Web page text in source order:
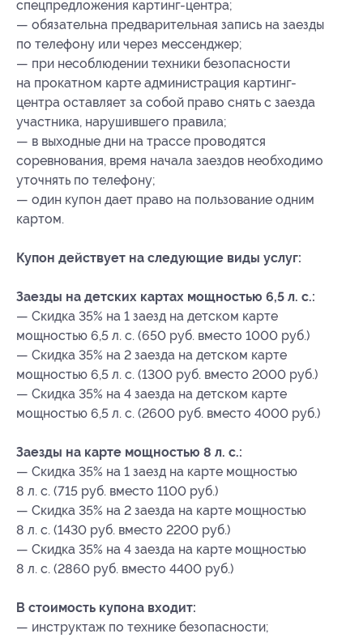
спецпредложения картинг-центра;
— обязательна предварительная запись на заезды
по телефону или через мессенджер;
— при несоблюдении техники безопасности
на прокатном карте администрация картинг-
центра оставляет за собой право снять с заезда
участника, нарушившего правила;
— в выходные дни на трассе проводятся
соревнования, время начала заездов необходимо
уточнять по телефону;
— один купон дает право на пользование одним
картом.
Купон действует на следующие виды услуг:
Заезды на детских картах мощностью 6,5 л. с.:
— Скидка 35% на 1 заезд на детском карте
мощностью 6,5 л. с. (650 руб. вместо 1000 руб.)
— Скидка 35% на 2 заезда на детском карте
мощностью 6,5 л. с. (1300 руб. вместо 2000 руб.)
— Скидка 35% на 4 заезда на детском карте
мощностью 6,5 л. с. (2600 руб. вместо 4000 руб.)
Заезды на карте мощностью 8 л. с.:
— Скидка 35% на 1 заезд на карте мощностью
8 л. с. (715 руб. вместо 1100 руб.)
— Скидка 35% на 2 заезда на карте мощностью
8 л. с. (1430 руб. вместо 2200 руб.)
— Скидка 35% на 4 заезда на карте мощностью
8 л. с. (2860 руб. вместо 4400 руб.)
В стоимость купона входит:
— инструктаж по технике безопасности;